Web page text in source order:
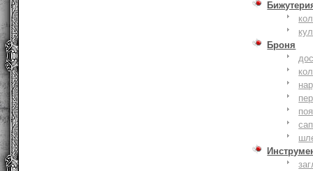
Броня